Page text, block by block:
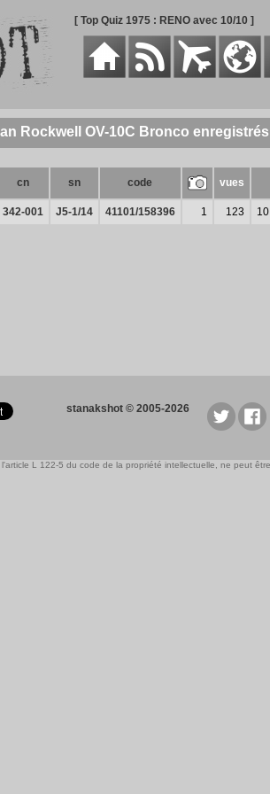
[ Top Quiz 1975 : RENO avec 10/10 ]
Rockwell OV-10C Bronco
cn sn code vues
342-001 J5-1/14 41101/158396 1 123
stanakshot © 2005-2026
L 122-5 du code de la propriété intellectuelle, ne peut